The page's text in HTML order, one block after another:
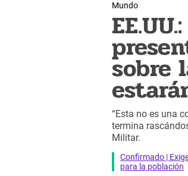
Mundo
sobre
“Esta no es una
termina
Militar.
Confirmado |
para la población